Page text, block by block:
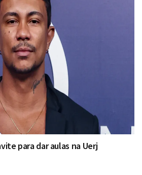
para dar aulas na Uerj